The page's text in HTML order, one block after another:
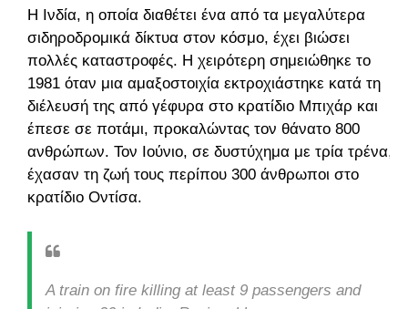
Η Ινδία, η οποία διαθέτει ένα από τα μεγαλύτερα
σιδηροδρομικά δίκτυα στον κόσμο, έχει βιώσει
πολλές καταστροφές. Η χειρότερη σημειώθηκε το
1981 όταν μια αμαξοστοιχία εκτροχιάστηκε κατά τη
διέλευσή της από γέφυρα στο κρατίδιο Μπιχάρ και
έπεσε σε ποτάμι, προκαλώντας τον θάνατο 800
ανθρώπων. Τον Ιούνιο, σε δυστύχημα με τρία τρένα,
έχασαν τη ζωή τους περίπου 300 άνθρωποι στο
κρατίδιο Οντίσα.
A train on fire killing at least 9 passengers and